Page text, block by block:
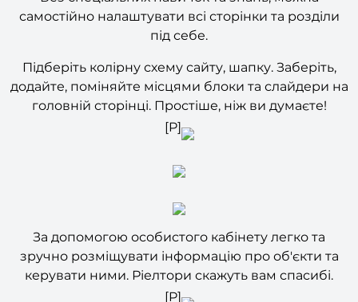
під себе.
Підберіть колірну схему сайту, шапку. Заберіть,
додайте, поміняйте місцями блоки та слайдери на
головній сторінці. Простіше, ніж ви думаєте!
[P]
За допомогою особистого кабінету легко та
зручно розміщувати інформацію про об'єкти та
керувати ними. Ріелтори скажуть вам спасибі.
[P]